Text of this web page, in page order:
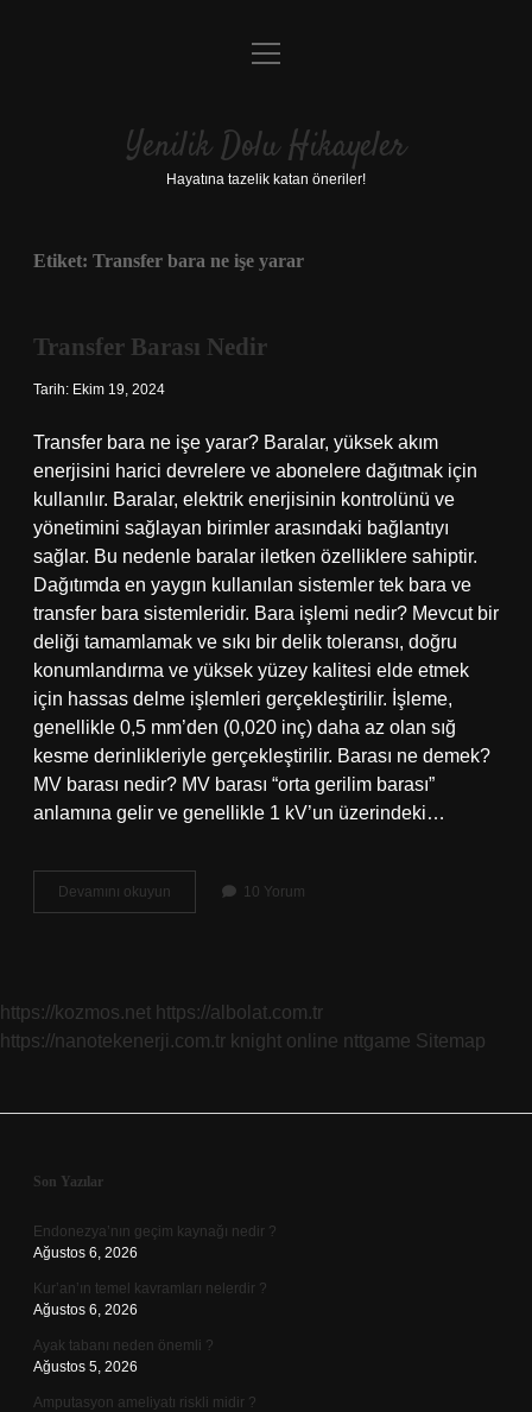
Anasayfa
Yasal Uyarı
menüyü
Yenilik Dolu Hikayeler
Hayatına tazelik katan öneriler!
Etiket: Transfer bara ne işe yarar
Transfer Barası Nedir
Tarih: Ekim 19, 2024
Transfer bara ne işe yarar? Baralar, yüksek akım
enerjisini harici devrelere ve abonelere dağıtmak için
kullanılır. Baralar, elektrik enerjisinin kontrolünü ve
yönetimini sağlayan birimler arasındaki bağlantıyı
sağlar. Bu nedenle baralar iletken özelliklere sahiptir.
Dağıtımda en yaygın kullanılan sistemler tek bara ve
transfer bara sistemleridir. Bara işlemi nedir? Mevcut bir
deliği tamamlamak ve sıkı bir delik toleransı, doğru
konumlandırma ve yüksek yüzey kalitesi elde etmek
için hassas delme işlemleri gerçekleştirilir. İşleme,
genellikle 0,5 mm’den (0,020 inç) daha az olan sığ
kesme derinlikleriyle gerçekleştirilir. Barası ne demek?
MV barası nedir? MV barası “orta gerilim barası”
anlamına gelir ve genellikle 1 kV’un üzerindeki…
Devamını okuyun Transfer
Barası
10 Yorum
https://kozmos.net https://albolat.com.tr
https://nanotekenerji.com.tr knight online nttgame Sitemap
Sidebar
Son Yazılar
Endonezya’nın geçim kaynağı nedir ?
Ağustos 6, 2026
Kur’an’ın temel kavramları nelerdir ?
Ağustos 6, 2026
Ayak tabanı neden önemli ?
Ağustos 5, 2026
Amputasyon ameliyatı riskli midir ?